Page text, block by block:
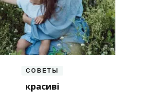
СОВЕТЫ
красиві